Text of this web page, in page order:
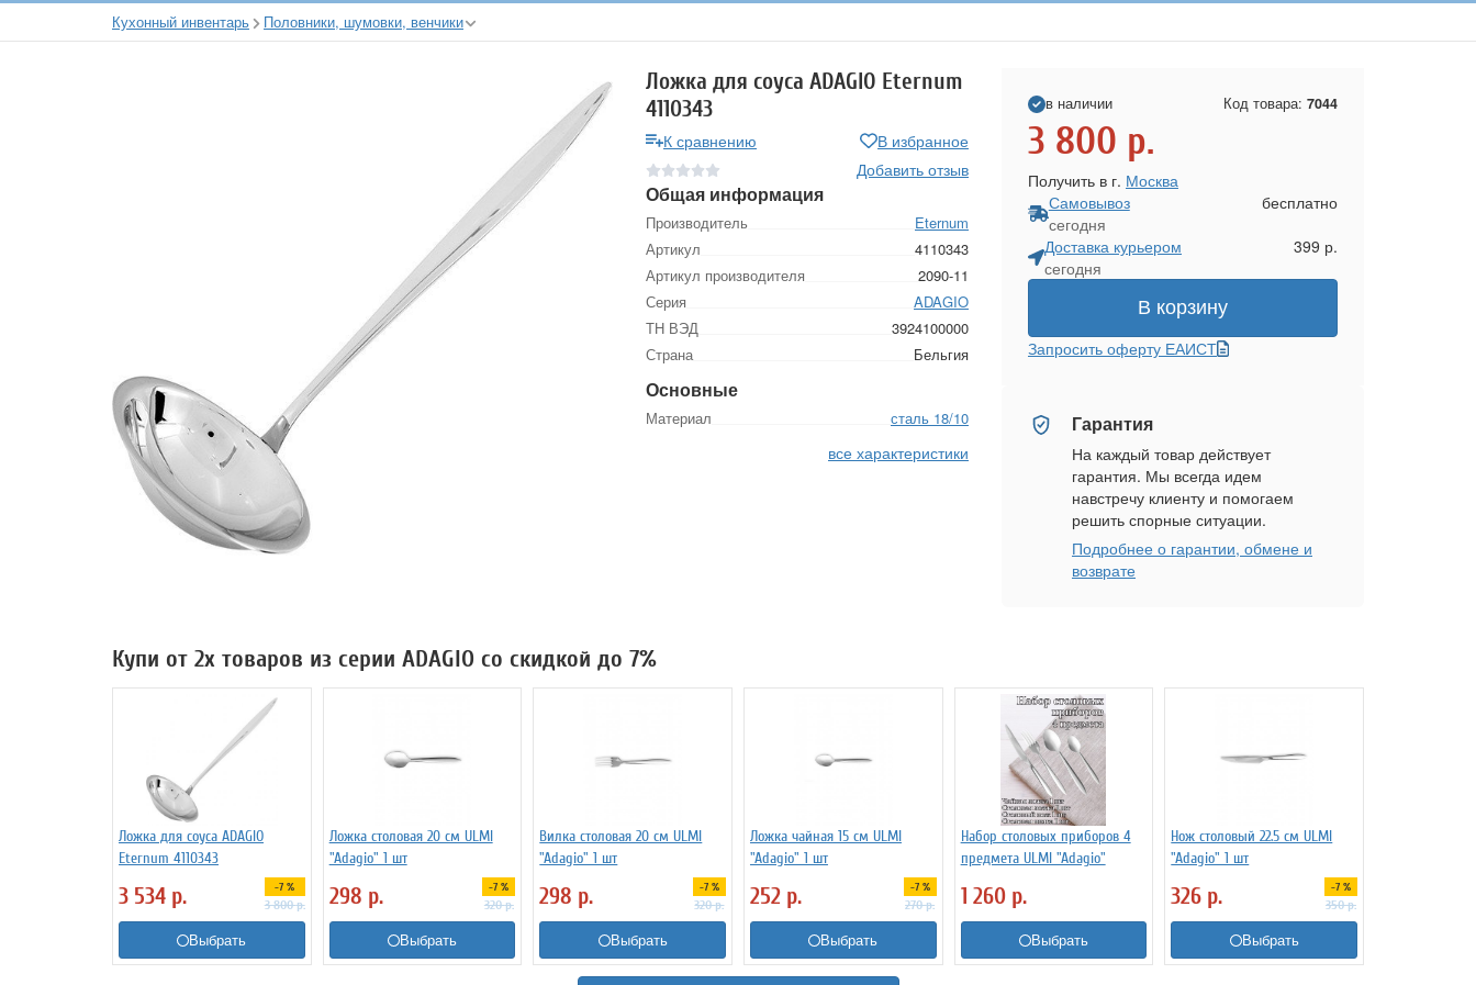
Кухонный инвентарь Половники, шумовки, венчики
Ложка для соуса ADAGIO Eternum
4110343
К сравнению
В избранное
Добавить отзыв
Общая информация
Производитель
Eternum
Артикул
4110343
Артикул производителя
2090-11
Серия
ADAGIO
ТН ВЭД
3924100000
Страна
Бельгия
Основные
Материал сталь 18/10
все характеристики
в наличии Код товара: 7044
3 800 р.
Получить в г. Москва
Самовывоз
сегодня
бесплатно
Доставка курьером
сегодня
399 р.
В корзину
Запросить оферту ЕАИСТ
Гарантия
На каждый товар действует
гарантия. Мы всегда идем
навстречу клиенту и помогаем
решить спорные ситуации.
Подробнее о гарантии, обмене и
возврате
Купи от 2х товаров из серии ADAGIO со скидкой до 7%
Ложка для соуса ADAGIO
Eternum 4110343
3 534 р. -7 %
3 800р.
Выбрать
Ложка столовая 20 cм ULMI
"Adagio" 1 шт
298 р. -7 %
320р.
Выбрать
Вилка столовая 20 см ULMI
"Adagio" 1 шт
298 р. -7 %
320р.
Выбрать
Ложка чайная 15 cм ULMI
"Adagio" 1 шт
252 р. -7 %
270р.
Выбрать
Набор столовых приборов 4
предмета ULMI "Adagio"
1 260 р.
Выбрать
Нож столовый 22.5 см ULMI
"Adagio" 1 шт
326 р. -7 %
350р.
Выбрать